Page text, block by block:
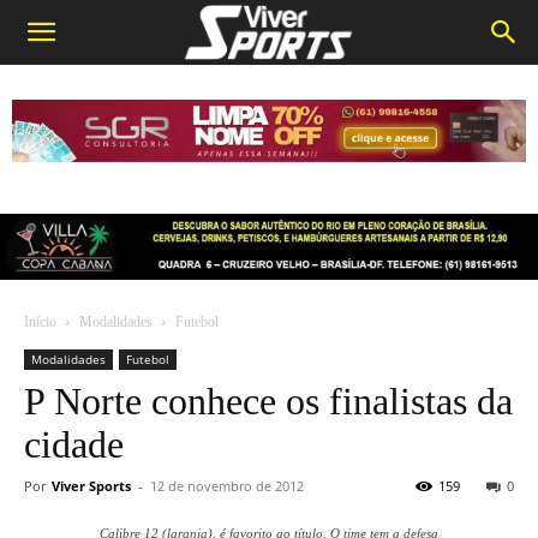
Início Modalidades Futebol
Modalidades Futebol
P Norte conhece os finalistas da
cidade
Por Viver Sports - 12 de novembro de 2012 0
159
Calibre 12 (laranja), é favorito ao título. O time tem a defesa